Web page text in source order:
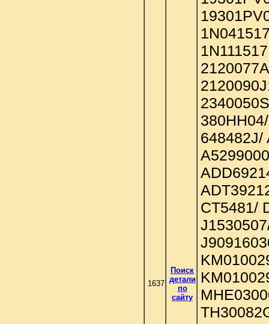
1637
Поиск
детали
по
сайту
648482J/
CT5481/